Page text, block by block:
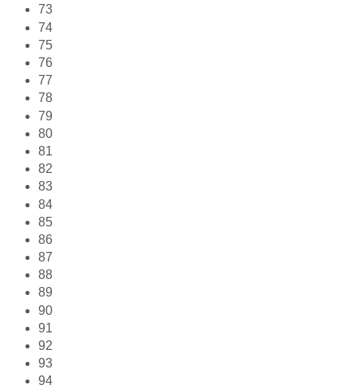
73
74
75
76
77
78
79
80
81
82
83
84
85
86
87
88
89
90
91
92
93
94